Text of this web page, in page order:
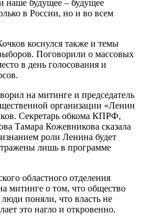
наше будущее – будущее
в России, но и во всем
коснулся также и темы
Поговорили о массовых
в день голосования и
на митинге и председатель
организации «Ленин
Секретарь обкома КПРФ,
Тамара Кожевникова сказала
роли Ленина будет
лишь в программе
областного отделения
митинге о том, что общество
поняли, что власть не
это нагло и откровенно.